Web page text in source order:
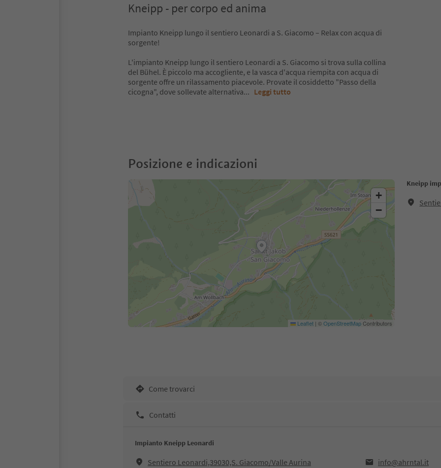
Kneipp - per corpo ed anima
Impianto Kneipp lungo il sentiero Leonardi a S. Giacomo – Relax con acqua di
sorgente!
L'impianto Kneipp lungo il sentiero Leonardi a S. Giacomo si trova sulla collina
del Bühel. È piccolo ma accogliente, e la vasca d'acqua riempita con acqua di
sorgente offre un rilassamento piacevole. Provate il cosiddetto "Passo della
cicogna", dove sollevate alternativa... Leggi tutto
Posizione e indicazioni
Kneipp
+
−
Leaflet | ©OpenStreetMapContributors
Come trovarci
Contatti
Impianto Kneipp Leonardi
Sentiero Leonardi,39030,S. Giacomo/Valle Aurina
info@ahrntal.it